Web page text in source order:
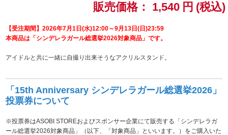
ラブライブ！
ラブライブ！スーパースター!!
アイドリッシュセブン
販売価格： 1,540 円 (税込)
【受注期間】2026年7月1日(水)12:00～9月13日(日)23:59
本商品は「シンデレラガール総選挙2026対象商品」です。
アイドルと共に一緒に自撮り出来そうなアクリルスタンド。
「15th Anniversary シンデレラガール総選挙2026」
投票券について
※投票券はASOBI STOREおよびスポンサー企業にて販売する「シンデレラガ
ール総選挙2026対象商品」（以下、「対象商品」といいます。）をご購入いた